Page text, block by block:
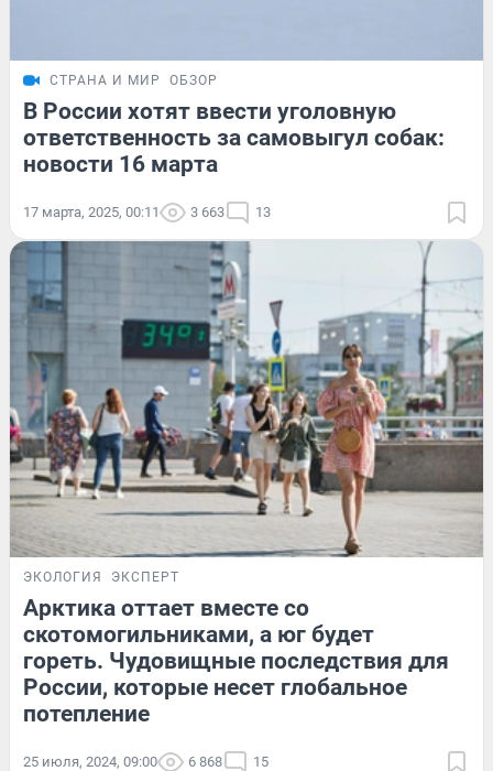
СТРАНА И МИР ОБЗОР
В России хотят ввести уголовную
ответственность за самовыгул собак:
новости 16 марта
17 марта, 2025, 00:11 3 663 13
ЭКОЛОГИЯ ЭКСПЕРТ
Арктика оттает вместе со
скотомогильниками, а юг будет
гореть. Чудовищные последствия для
России, которые несет глобальное
потепление
25 июля, 2024, 09:00 6 868 15